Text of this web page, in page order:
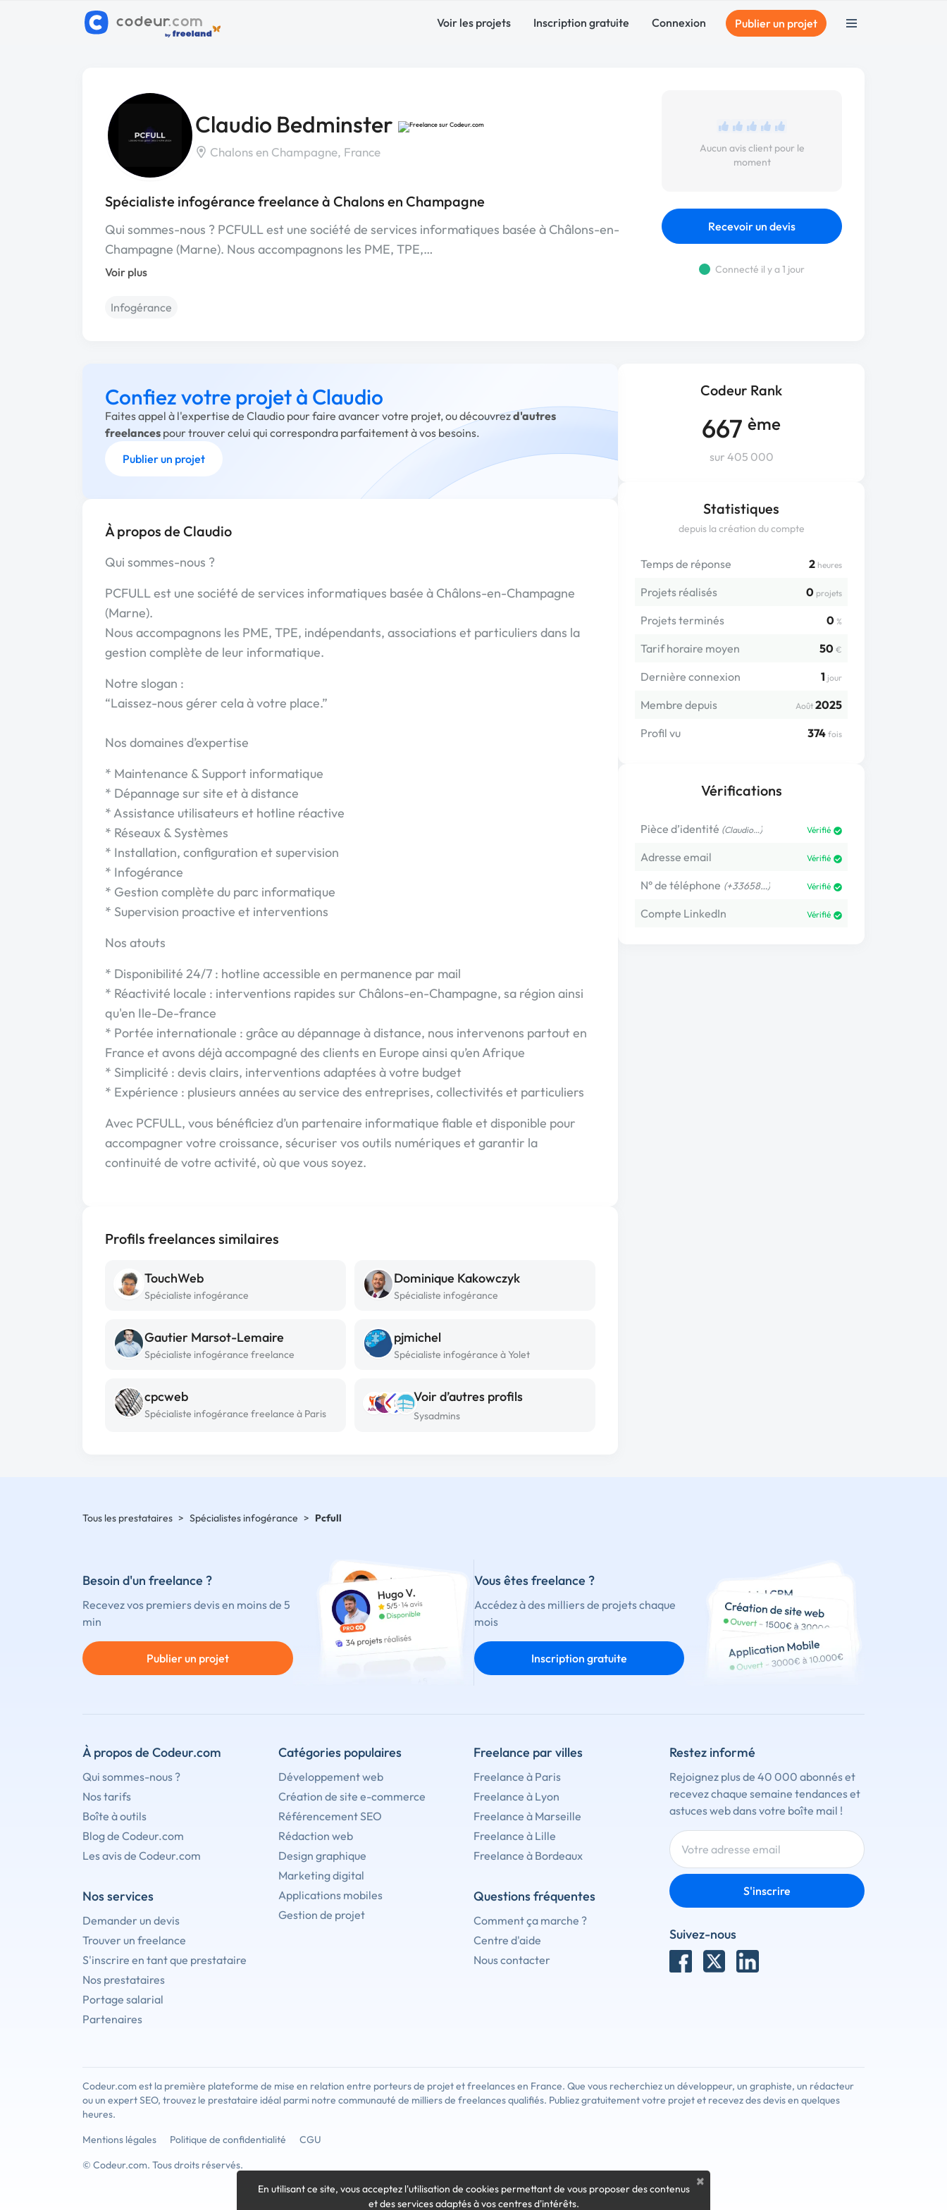
Voir les projets Inscription gratuite Connexion Publier un projet
Claudio Bedminster
Chalons en Champagne, France
Spécialiste infogérance freelance à Chalons en Champagne
Qui sommes-nous ? PCFULL est une société de services informatiques basée à Châlons-en-
Champagne (Marne). Nous accompagnons les PME, TPE,…
Voir plus
Infogérance
Aucun avis client pour le
moment
Recevoir un devis
Connecté il y a 1 jour
Codeur Rank
667 ème
sur 405 000
Statistiques
depuis la création du compte
Temps de réponse 2 heures
Projets réalisés 0 projets
Projets terminés 0 %
Tarif horaire moyen 50 €
Dernière connexion 1 jour
Membre depuis Août 2025
Profil vu
374 fois
Vérifications
Pièce d’identité (Claudio…) Vérifié
Adresse email Vérifié
N° de téléphone (+33658…) Vérifié
Compte LinkedIn Vérifié
Confiez votre projet à Claudio
Faites appel à l'expertise de Claudio pour faire avancer votre projet, ou découvrezd'autres
freelances pour trouver celui qui correspondra parfaitement à vos besoins.
Publier un projet
À propos de Claudio
Qui sommes-nous ?
PCFULL est une société de services informatiques basée à Châlons-en-Champagne
(Marne).
Nous accompagnons les PME, TPE, indépendants, associations et particuliers dans la
gestion complète de leur informatique.
Notre slogan :
“Laissez-nous gérer cela à votre place.”
Nos domaines d’expertise
* Maintenance & Support informatique
* Dépannage sur site et à distance
* Assistance utilisateurs et hotline réactive
* Réseaux & Systèmes
* Installation, configuration et supervision
* Infogérance
* Gestion complète du parc informatique
* Supervision proactive et interventions
Nos atouts
* Disponibilité 24/7 : hotline accessible en permanence par mail
* Réactivité locale : interventions rapides sur Châlons-en-Champagne, sa région ainsi
qu'en Ile-De-france
* Portée internationale : grâce au dépannage à distance, nous intervenons partout en
France et avons déjà accompagné des clients en Europe ainsi qu’en Afrique
* Simplicité : devis clairs, interventions adaptées à votre budget
* Expérience : plusieurs années au service des entreprises, collectivités et particuliers
Avec PCFULL, vous bénéficiez d’un partenaire informatique fiable et disponible pour
accompagner votre croissance, sécuriser vos outils numériques et garantir la
continuité de votre activité, où que vous soyez.
Profils freelances similaires
TouchWeb
Spécialiste infogérance
Dominique Kakowczyk
Spécialiste infogérance
Gautier Marsot-Lemaire
Spécialiste infogérance freelance
pjmichel
Spécialiste infogérance à Yolet
cpcweb
Spécialiste infogérance freelance à Paris
Voir d’autres profils
Sysadmins
Tous les prestataires > Spécialistes infogérance > Pcfull
Besoin d'un freelance ?
Recevez vos premiers devis en moins de 5
min
Publier un projet
Vous êtes freelance ?
Accédez à des milliers de projets chaque
mois
Inscription gratuite
À propos de Codeur.com
Qui sommes-nous ?
Nos tarifs
Boîte à outils
Blog de Codeur.com
Les avis de Codeur.com
Nos services
Demander un devis
Trouver un freelance
S'inscrire en tant que prestataire
Nos prestataires
Portage salarial
Partenaires
Catégories populaires
Développement web
Création de site e-commerce
Référencement SEO
Rédaction web
Design graphique
Marketing digital
Applications mobiles
Gestion de projet
Freelance par villes
Freelance à Paris
Freelance à Lyon
Freelance à Marseille
Freelance à Lille
Freelance à Bordeaux
Questions fréquentes
Comment ça marche ?
Centre d'aide
Nous contacter
Restez informé
Rejoignez plus de 40 000 abonnés et
recevez chaque semaine tendances et
astuces web dans votre boîte mail !
S'inscrire
Suivez-nous
Codeur.com est la première plateforme de mise en relation entre porteurs de projet et freelances en France. Que vous recherchiez un développeur, un graphiste, un rédacteur
ou un expert SEO, trouvez le prestataire idéal parmi notre communauté de milliers de freelances qualifiés. Publiez gratuitement votre projet et recevez des devis en quelques
heures.
Mentions légales
Politique de confidentialité
CGU
© Codeur.com. Tous droits réservés.
×
En utilisant ce site, vous acceptez l'utilisation de cookies permettant de vous proposer des contenus
et des services adaptés à vos centres d'intérêts.